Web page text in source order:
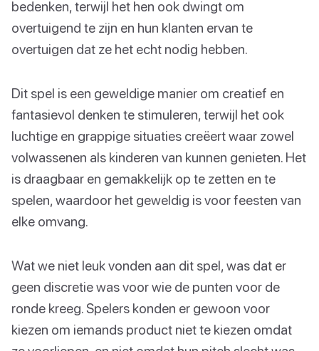
bedenken, terwijl het hen ook dwingt om
overtuigend te zijn en hun klanten ervan te
overtuigen dat ze het echt nodig hebben.
Dit spel is een geweldige manier om creatief en
fantasievol denken te stimuleren, terwijl het ook
luchtige en grappige situaties creëert waar zowel
volwassenen als kinderen van kunnen genieten. Het
is draagbaar en gemakkelijk op te zetten en te
spelen, waardoor het geweldig is voor feesten van
elke omvang.
Wat we niet leuk vonden aan dit spel, was dat er
geen discretie was voor wie de punten voor de
ronde kreeg. Spelers konden er gewoon voor
kiezen om iemands product niet te kiezen omdat